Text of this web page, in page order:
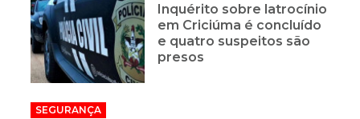
Inquérito sobre latrocínio
em Criciúma é concluído
e quatro suspeitos são
presos
SEGURANÇA